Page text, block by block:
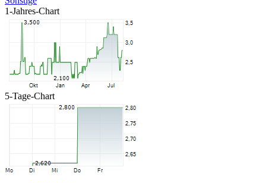
1-Jahres-Chart
5-Tage-Chart